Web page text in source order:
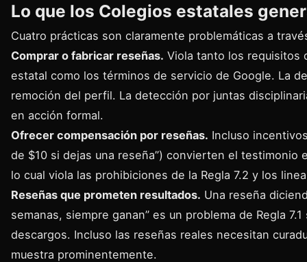
Lo que los Colegios estatales
Cuatro prácticas son claramente problemáticas a
Comprar o fabricar reseñas. Viola tanto los requisitos
estatal como los términos de servicio de Google. La
remoción del perfil. La detección por juntas
en acción formal.
Ofrecer compensación por reseñas. Incluso
de $10 si dejas una reseña”) convierten el testimonio
lo cual viola las prohibiciones de la Regla 7.2 y los
Reseñas que prometen resultados. Una reseña
semanas, siempre ganan” es un problema de Regla
descargos. Incluso las reseñas reales necesitan
muestra prominentemente.